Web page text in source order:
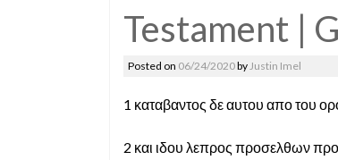
Testament |
Posted on 06/24/2020byJustin Imel
1 καταβαντος δε αυτου απο του
2 και ιδου λεπρος προσελθων